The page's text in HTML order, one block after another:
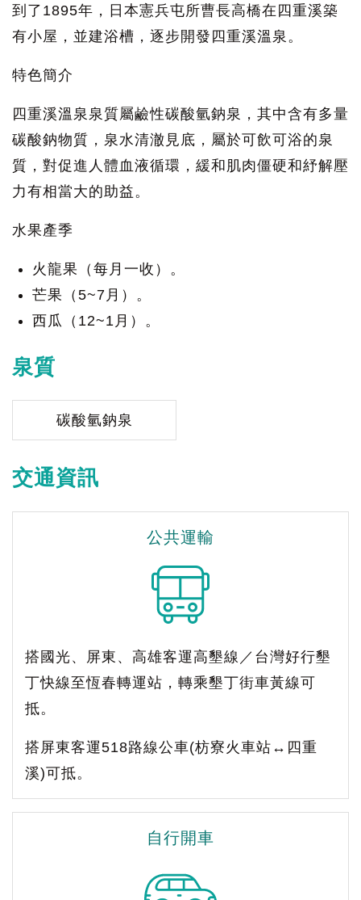
到了1895年，日本憲兵屯所曹長高橋在四重溪築
有小屋，並建浴槽，逐步開發四重溪溫泉。
特色簡介
四重溪溫泉泉質屬鹼性碳酸氫鈉泉，其中含有多量
碳酸鈉物質，泉水清澈見底，屬於可飲可浴的泉
質，對促進人體血液循環，緩和肌肉僵硬和紓解壓
力有相當大的助益。
水果產季
火龍果（每月一收）。
芒果（5~7月）。
西瓜（12~1月）。
泉質
碳酸氫鈉泉
交通資訊
公共運輸
搭國光、屏東、高雄客運高墾線／台灣好行墾
丁快線至恆春轉運站，轉乘墾丁街車黃線可
抵。
搭屏東客運518路線公車(枋寮火車站↔四重
溪)可抵。
自行開車